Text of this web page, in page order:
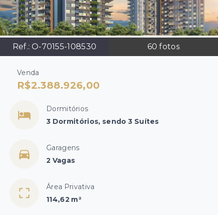
Ref.: O-70155-108530 60 fotos
Venda
R$2.388.926,00
Dormitórios
3 Dormitórios, sendo 3 Suítes
Garagens
2 Vagas
Área Privativa
114,62 m²